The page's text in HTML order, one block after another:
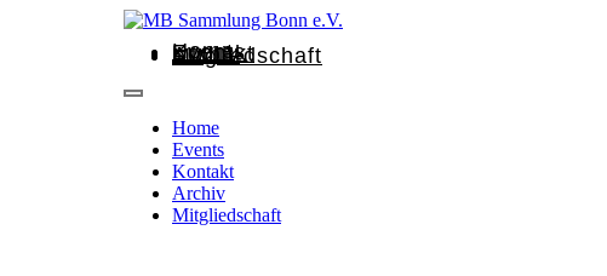
Home
Events
Kontakt
Archiv
Mitgliedschaft
Home
Events
Kontakt
Archiv
Mitgliedschaft